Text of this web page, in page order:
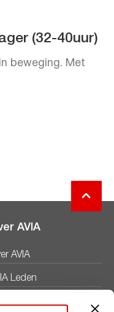
(32-40uur)
beweging. Met
AVIA
AVIA
Leden